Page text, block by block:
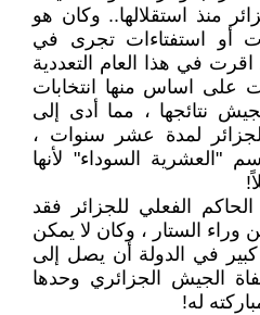
منذ استقلالها.. وكان هو
أو استفتاءات تجرى في
حتى عام 1989 ، إذ اقرت في هذا العام التعددية
على اساس منها انتخابات
نتائجها ، مما أدى إلى
لمدة عشر سنوات ،
"العشرية السوداء" لأنها
الفعلي للجزائر فقد
وراء الستار ، وكان لا يمكن
في الدولة أن يصل إلى
الجيش الجزائري وحدها
له!